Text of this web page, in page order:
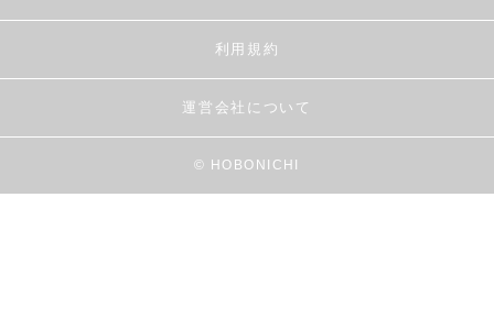
利用規約
運営会社について
© HOBONICHI